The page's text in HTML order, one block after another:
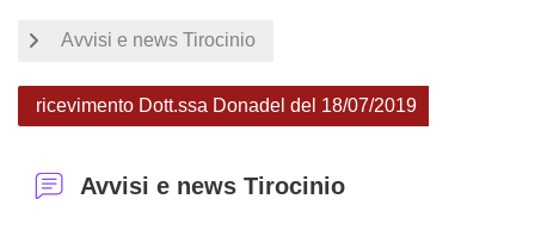
Avvisi e news Tirocinio
ricevimento Dott.ssa Donadel del 18/07/2019
Avvisi e news Tirocinio